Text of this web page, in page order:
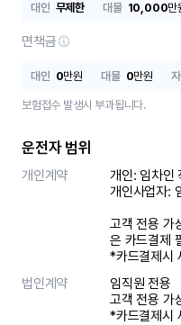
대인 무제한 대물 10,000만
면책금
대인 0만원 대물 0만원
보험접수 발생시 부과됩니다.
운전자 범위
개인계약
개인: 임차인
개인사업자:
고객 전용 가
은 카드결제
*카드결제시
법인계약
임직원 전용
고객 전용 가
*카드결제시